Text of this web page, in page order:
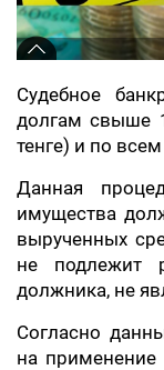
Судебное
долгам свыше
тенге) и по
Данная
имущества
вырученных
не подлежит
должника, не
Согласно
на применение